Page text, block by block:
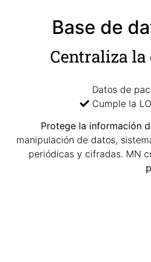
Base de
Centraliza
Datos de
Cumple la
Protege la información
manipulación de datos,
periódicas y cifradas. MN